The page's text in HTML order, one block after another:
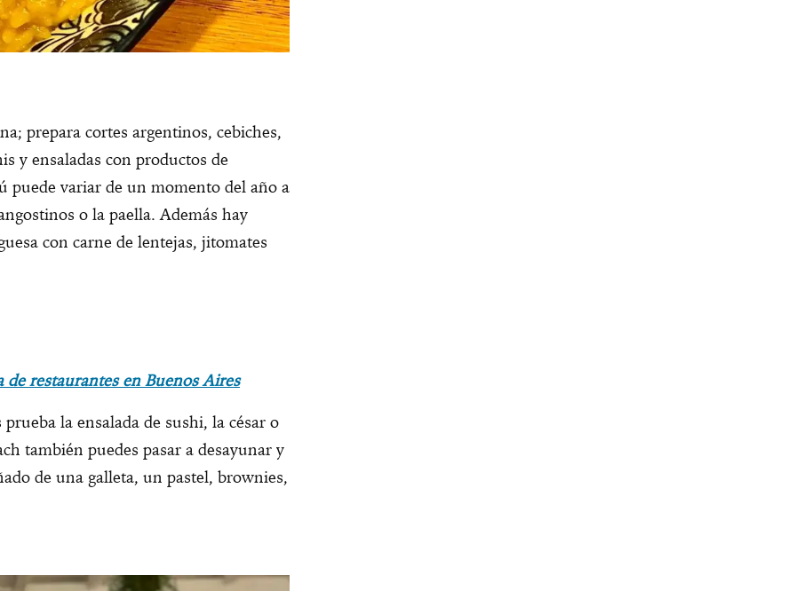
prepara cortes argentinos, cebiches,
y ensaladas con productos de
puede variar de un momento del año a
o la paella. Además hay
con carne de lentejas, jitomates
de restaurantes en Buenos Aires
la ensalada de sushi, la césar o
también puedes pasar a desayunar y
de una galleta, un pastel, brownies,